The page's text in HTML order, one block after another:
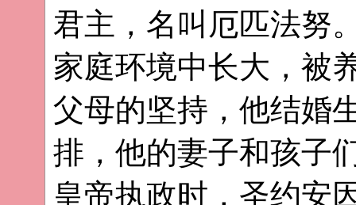
君主，名叫厄匹法努
家庭环境中长大，被
父母的坚持，他结婚
排，他的妻子和孩子
皇帝执政时，圣约安